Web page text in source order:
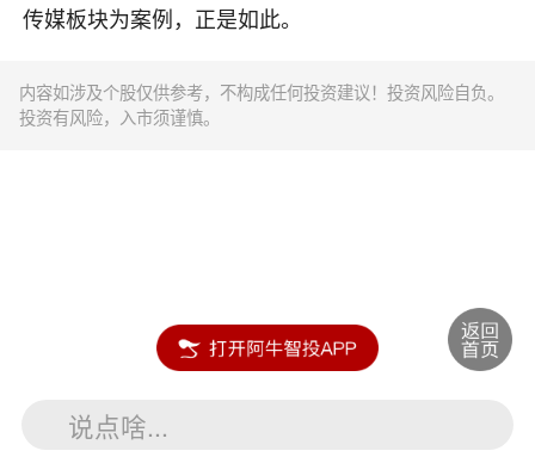
传媒板块为案例，正是如此。
内容如涉及个股仅供参考，不构成任何投资建议！投资风险自负。
投资有风险，入市须谨慎。
说点啥...